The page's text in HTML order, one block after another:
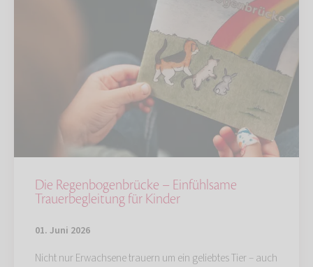
Die Regenbogenbrücke – Einfühlsame
Trauerbegleitung für Kinder
01. Juni 2026
Nicht nur Erwachsene trauern um ein geliebtes Tier – auch